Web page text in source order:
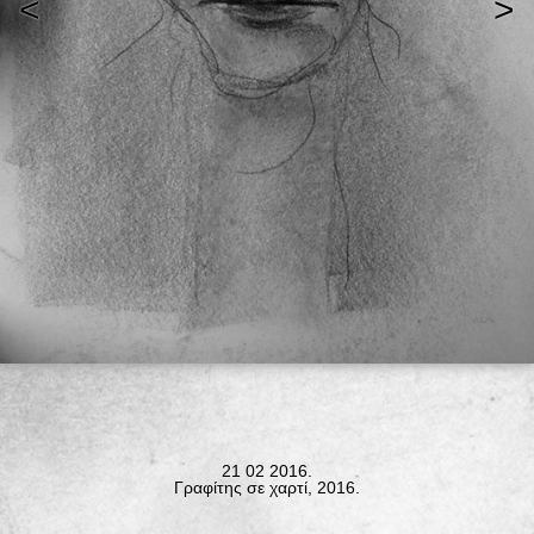
21 02 2016.
Γραφίτης σε χαρτί, 2016.
< >